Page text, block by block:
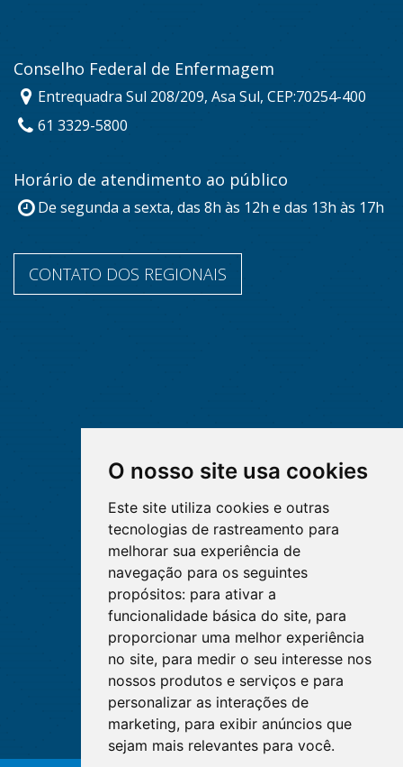
O nosso site usa cookies
Este site utiliza cookies e outras
tecnologias de rastreamento para
melhorar sua experiência de
navegação para os seguintes
propósitos: para ativar a
funcionalidade básica do site, para
proporcionar uma melhor experiência
no site, para medir o seu interesse nos
nossos produtos e serviços e para
personalizar as interações de
marketing, para exibir anúncios que
sejam mais relevantes para você.
Conselho Federal de Enfermagem
Entrequadra Sul 208/209, Asa Sul, CEP:70254-400
61 3329-5800
Horário de atendimento ao público
De segunda a sexta, das 8h às 12h e das 13h às 17h
CONTATO DOS REGIONAIS